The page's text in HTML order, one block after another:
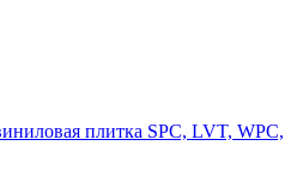
плитка SPC, LVT, WPC,